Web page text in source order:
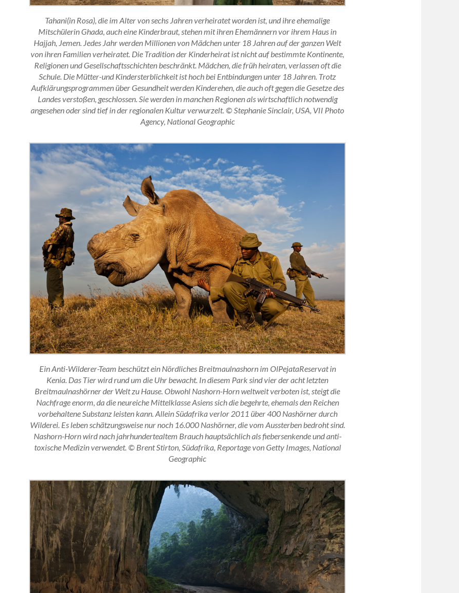
Tahani(in Rosa), die im Alter von sechs Jahren verheiratet worden ist, und ihre ehemalige
Mitschülerin Ghada, auch eine Kinderbraut, stehen mit ihren Ehemännern vor ihrem Haus in
Hajjah, Jemen. Jedes Jahr werden Millionen von Mädchen unter 18 Jahren auf der ganzen Welt
von ihren Familien verheiratet. Die Tradition der Kinderheirat ist nicht auf bestimmte Kontinente,
Religionen und Gesellschaftsschichten beschränkt. Mädchen, die früh heiraten, verlassen oft die
Schule. Die Mütter-und Kindersterblichkeit ist hoch bei Entbindungen unter 18 Jahren. Trotz
Aufklärungsprogrammen über Gesundheit werden Kinderehen, die auch oft gegen die Gesetze des
Landes verstoßen, geschlossen. Sie werden in manchen Regionen als wirtschaftlich notwendig
angesehen oder sind tief in der regionalen Kultur verwurzelt. © Stephanie Sinclair, USA, VII Photo
Agency, National Geographic
Ein Anti-Wilderer-Team beschützt ein Nördliches Breitmaulnashorn im OlPejataReservat in
Kenia. Das Tier wird rund um die Uhr bewacht. In diesem Park sind vier der acht letzten
Breitmaulnashörner der Welt zu Hause. Obwohl Nashorn-Horn weltweit verboten ist, steigt die
Nachfrage enorm, da die neureiche Mittelklasse Asiens sich die begehrte, ehemals den Reichen
vorbehaltene Substanz leisten kann. Allein Südafrika verlor 2011 über 400 Nashörner durch
Wilderei. Es leben schätzungsweise nur noch 16.000 Nashörner, die vom Aussterben bedroht sind.
Nashorn-Horn wird nach jahrhundertealtem Brauch hauptsächlich als fiebersenkende und anti-
toxische Medizin verwendet. © Brent Stirton, Südafrika, Reportage von Getty Images, National
Geographic